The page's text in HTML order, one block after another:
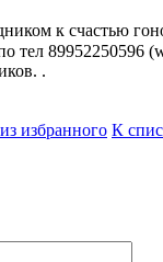
к счастью
тел 89952250596
.
избранного К